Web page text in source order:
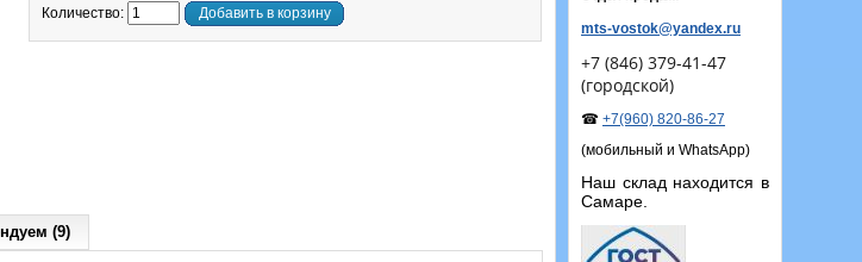
mts-vostok@yandex.ru
+7 (846) 379-41-47
(городской)
☎ +7(960) 820-86-27
(мобильный и WhatsApp)
Наш склад находится в
Самаре.
Количество: Добавить в корзину
(9)